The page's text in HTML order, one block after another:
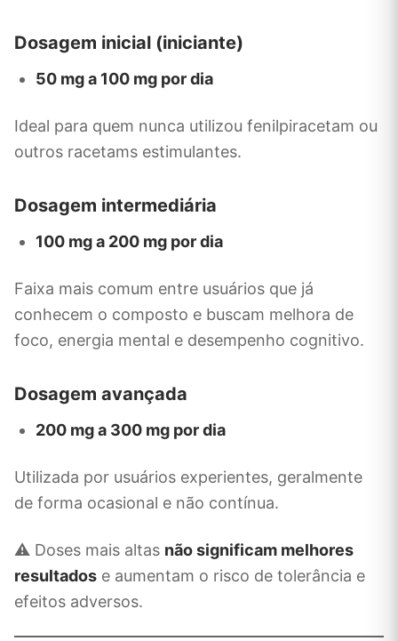
Dosagem inicial (iniciante)
50 mg a 100 mg por dia
Ideal para quem nunca utilizou fenilpiracetam ou
outros racetams estimulantes.
Dosagem intermediária
100 mg a 200 mg por dia
Faixa mais comum entre usuários que já
conhecem o composto e buscam melhora de
foco, energia mental e desempenho cognitivo.
Dosagem avançada
200 mg a 300 mg por dia
Utilizada por usuários experientes, geralmente
de forma ocasional e não contínua.
⚠️ Doses mais altas não significam melhores
resultados e aumentam o risco de tolerância e
efeitos adversos.